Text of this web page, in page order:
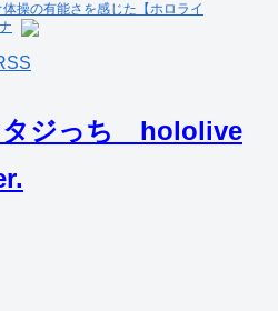
体操の有能さを感じた【ホロライ
タジっち hololive